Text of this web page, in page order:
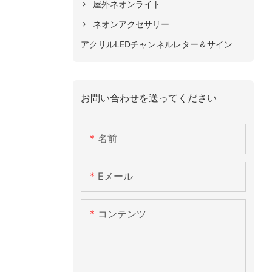
屋外ネオンライト
ネオンアクセサリー
アクリルLEDチャンネルレター＆サイン
お問い合わせを送ってください
名前
Eメール
コンテンツ